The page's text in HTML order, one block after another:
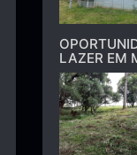
LAZER EM